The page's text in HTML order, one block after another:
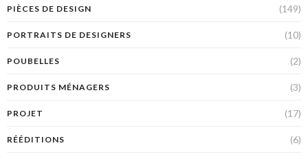
PIÈCES DE DESIGN (149)
PORTRAITS DE DESIGNERS (10)
POUBELLES (2)
PRODUITS MÉNAGERS (3)
PROJET (17)
RÉÉDITIONS (6)